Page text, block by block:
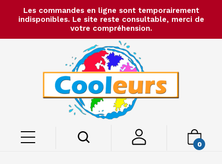
Les commandes en ligne sont temporairement
indisponibles. Le site reste consultable, merci de
votre compréhension.
0